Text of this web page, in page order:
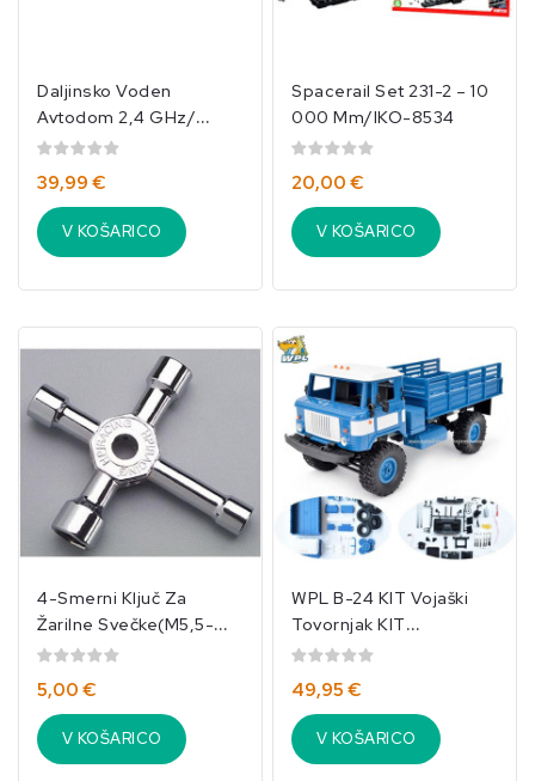
Daljinsko Voden
Avtodom 2,4 GHz/
Zvoki
3049
39,99 €
V KOŠARICO
Spacerail Set 231-2 – 10
000 Mm/IKO-8534
20,00 €
V KOŠARICO
4-Smerni Ključ Za
Žarilne Svečke(M5,5-
M7-M8-M10)/IKO-8051
5,00 €
V KOŠARICO
WPL B-24 KIT Vojaški
Tovornjak KIT
Komplet/DIY
49,95 €
V KOŠARICO